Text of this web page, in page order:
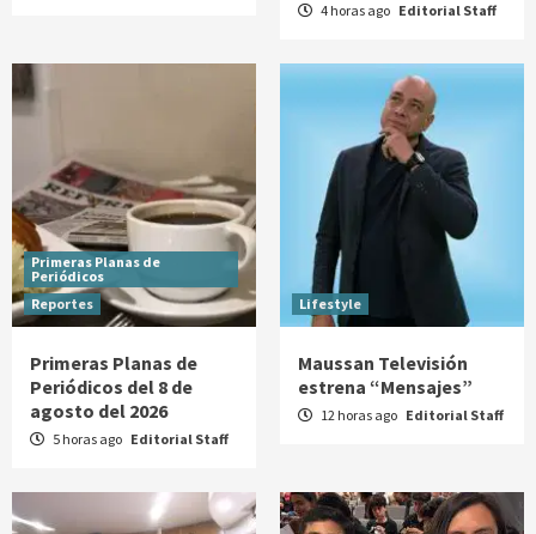
4 horas ago Editorial Staff
Primeras Planas de
Periódicos
Reportes
Primeras Planas de
Periódicos del 8 de
agosto del 2026
5 horas ago Editorial Staff
Lifestyle
Maussan Televisión
estrena “Mensajes”
12 horas ago Editorial Staff